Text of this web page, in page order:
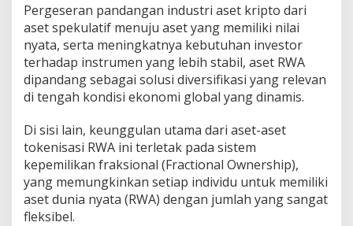
d
A
s
s
e
t
s
R
W
A
)
Pergeseran pandangan industri aset kripto dari
aset spekulatif menuju aset yang memiliki nilai
nyata, serta meningkatnya kebutuhan investor
terhadap instrumen yang lebih stabil, aset RWA
dipandang sebagai solusi diversifikasi yang relevan
di tengah kondisi ekonomi global yang dinamis.
Di sisi lain, keunggulan utama dari aset-aset
tokenisasi RWA ini terletak pada sistem
kepemilikan fraksional (Fractional Ownership),
yang memungkinkan setiap individu untuk memiliki
aset dunia nyata (RWA) dengan jumlah yang sangat
fleksibel.